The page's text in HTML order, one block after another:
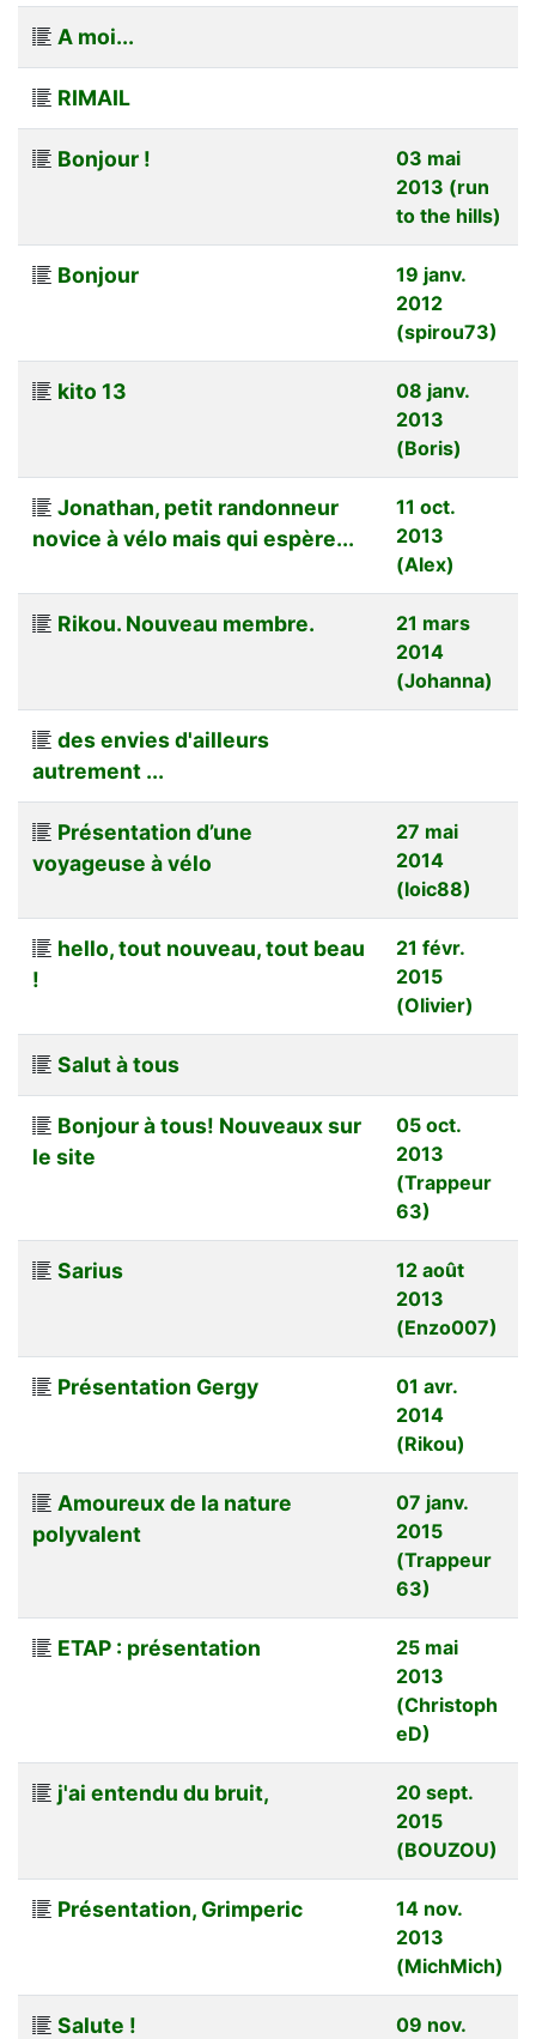
A moi...
RIMAIL
Bonjour !
03 mai
2013 (run
to the hills)
Bonjour
19 janv.
2012
(spirou73)
kito 13
08 janv.
2013
(Boris)
Jonathan, petit randonneur
novice à vélo mais qui espère...
11 oct.
2013
(Alex)
Rikou. Nouveau membre.
21 mars
2014
(Johanna)
des envies d'ailleurs
autrement ...
Présentation d’une
voyageuse à vélo
27 mai
2014
(loic88)
hello, tout nouveau, tout beau
!
21 févr.
2015
(Olivier)
Salut à tous
Bonjour à tous! Nouveaux sur
le site
05 oct.
2013
(Trappeur
63)
Sarius
12 août
2013
(Enzo007)
Présentation Gergy
01 avr.
2014
(Rikou)
Amoureux de la nature
polyvalent
07 janv.
2015
(Trappeur
63)
ETAP : présentation
25 mai
2013
(Christoph
eD)
j'ai entendu du bruit,
20 sept.
2015
(BOUZOU)
Présentation, Grimperic
14 nov.
2013
(MichMich)
Salute ! 09 nov.